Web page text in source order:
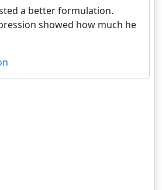
a better formulation.
showed how much he